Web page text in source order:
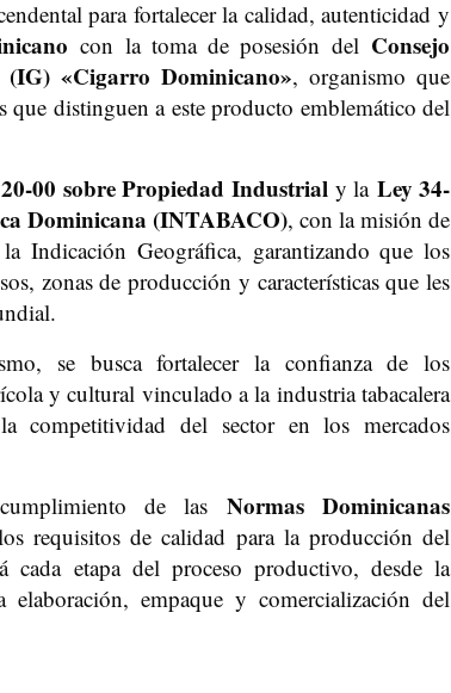
para fortalecer la calidad, autenticidad y
con la toma de posesión del Consejo
«Cigarro Dominicano», organismo que
distinguen a este producto emblemático del
00 sobre Propiedad Industrial y la Ley 34-
Dominicana (INTABACO), con la misión de
Indicación Geográfica, garantizando que los
zonas de producción y características que les
se busca fortalecer la confianza de los
y cultural vinculado a la industria tabacalera
competitividad del sector en los mercados
de las Normas Dominicanas
requisitos de calidad para la producción del
cada etapa del proceso productivo, desde la
empaque y comercialización del